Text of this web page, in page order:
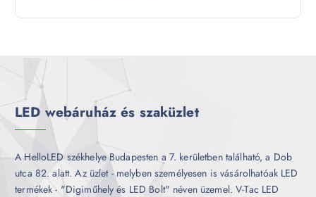
é
r
t
LED webáruház és szaküzlet
A HelloLED székhelye Budapesten a 7. kerületben található, a Dob
utca 82. alatt. Az üzlet - melyben személyesen is vásárolhatóak LED
termékek - "Digiműhely és LED Bolt" néven üzemel. V-Tac LED